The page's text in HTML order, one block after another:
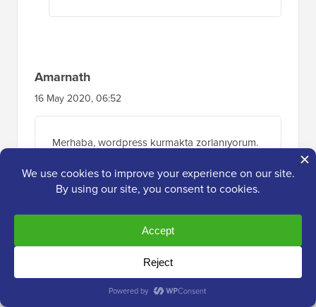
Amarnath
16 May 2020, 06:52
Merhaba, wordpress kurmakta zorlanıyorum.
Böyle yazıyor ne yapmalıyım?
Yanıtla
WPBeginner Desteği YÖNETICI